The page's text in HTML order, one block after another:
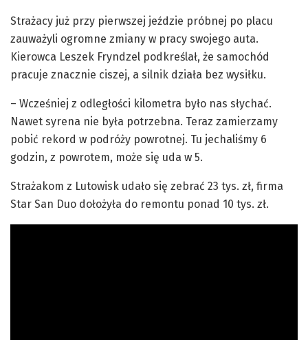
Strażacy już przy pierwszej jeździe próbnej po placu
zauważyli ogromne zmiany w pracy swojego auta.
Kierowca Leszek Fryndzel podkreślał, że samochód
pracuje znacznie ciszej, a silnik działa bez wysiłku.
– Wcześniej z odległości kilometra było nas słychać.
Nawet syrena nie była potrzebna. Teraz zamierzamy
pobić rekord w podróży powrotnej. Tu jechaliśmy 6
godzin, z powrotem, może się uda w 5.
Strażakom z Lutowisk udało się zebrać 23 tys. zł, firma
Star San Duo dołożyła do remontu ponad 10 tys. zł.